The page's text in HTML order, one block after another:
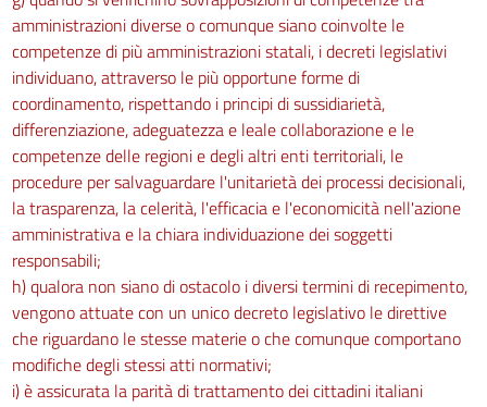
amministrazioni diverse o comunque siano coinvolte le
competenze di più amministrazioni statali, i decreti legislativi
individuano, attraverso le più opportune forme di
coordinamento, rispettando i principi di sussidiarietà,
differenziazione, adeguatezza e leale collaborazione e le
competenze delle regioni e degli altri enti territoriali, le
procedure per salvaguardare l'unitarietà dei processi decisionali,
la trasparenza, la celerità, l'efficacia e l'economicità nell'azione
amministrativa e la chiara individuazione dei soggetti
responsabili;
h) qualora non siano di ostacolo i diversi termini di recepimento,
vengono attuate con un unico decreto legislativo le direttive
che riguardano le stesse materie o che comunque comportano
modifiche degli stessi atti normativi;
i) è assicurata la parità di trattamento dei cittadini italiani